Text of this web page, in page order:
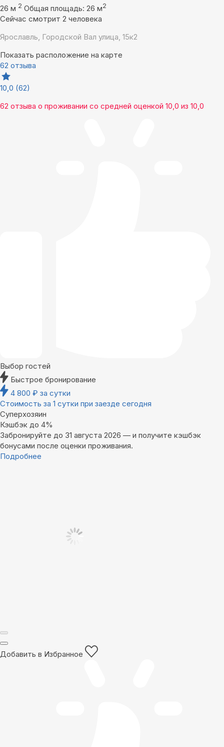
26 м 2 Общая площадь: 26 м2
Сейчас смотрит 2 человека
Ярославль, Городской Вал улица, 15к2
Показать расположение на карте
62 отзыва
10,0 (62)
62 отзыва о проживании со средней оценкой 10,0 из 10,0
Выбор гостей
Быстрое бронирование
4 800 ₽ за сутки
Стоимость за 1 сутки при заезде сегодня
Суперхозяин
Кэшбэк до 4%
Забронируйте до 31 августа 2026 — и получите кэшбэк
бонусами после оценки проживания.
Подробнее
Добавить в Избранное